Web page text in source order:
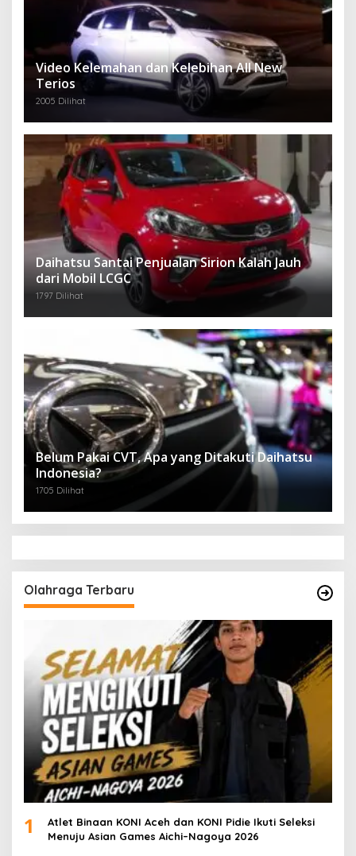
Video Kelemahan dan Kelebihan All New
Terios
2005 Dilihat
Daihatsu Santai Penjualan Sirion Kalah Jauh
dari Mobil LCGC
1797 Dilihat
Belum Pakai CVT, Apa yang Ditakuti Daihatsu
Indonesia?
1705 Dilihat
Olahraga Terbaru
1
Atlet Binaan KONI Aceh dan KONI Pidie Ikuti Seleksi
Menuju Asian Games Aichi–Nagoya 2026